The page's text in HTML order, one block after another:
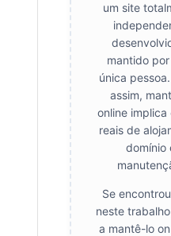
um site
mantido
única
assim,
online implica
reais de
domínio
Se
neste
a mantê-lo